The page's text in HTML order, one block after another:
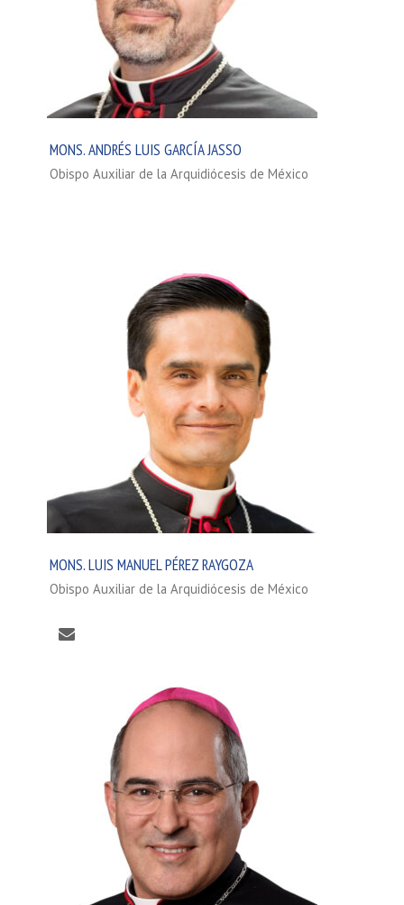
MONS. ANDRÉS LUIS GARCÍA JASSO
Obispo Auxiliar de la Arquidiócesis de México
MONS. LUIS MANUEL PÉREZ RAYGOZA
Obispo Auxiliar de la Arquidiócesis de México